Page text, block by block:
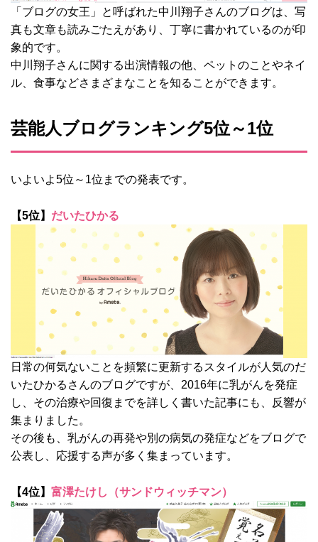
「ブログの女王」と呼ばれた中川翔子さんのブログは、写
真も文章も読みごたえがあり、丁寧に書かれているのが印
象的です。
中川翔子さんに関する出演情報の他、ペットのことやネイ
ル、食事などさまざまなことを知ることができます。
芸能人ブログランキング5位～1位
いよいよ5位～1位までの発表です。
【5位】 だいたひかる
日常の何気ないことを頻繁に更新するスタイルが人気のだ
いたひかるさんのブログですが、2016年に乳がんを発症
し、その治療や回復までを詳しく書いた記事にも、反響が
集まりました。
その後も、乳がんの再発や別の病気の発症などをブログで
公表し、応援する声が多く集まっています。
【4位】 富澤たけし（サンドウィッチマン）